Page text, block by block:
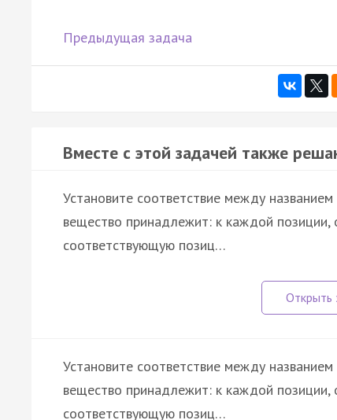
Предыдущая задача
Вместе с этой задачей также
Установите соответствие между
вещество принадлежит: к каждой позиции,
соответствующую позиц…
Установите соответствие между
вещество принадлежит: к каждой позиции,
соответствующую позиц…